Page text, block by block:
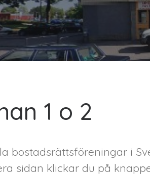
1 o 2
bostadsrättsföreningar i
sidan klickar du på